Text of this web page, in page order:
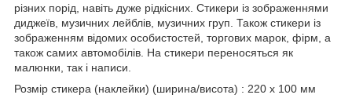
різних порід, навіть дуже рідкісних. Стикери із зображеннями
диджеїв, музичних лейблів, музичних груп. Також стикери із
зображенням відомих особистостей, торгових марок, фірм, а
також самих автомобілів. На стикери переносяться як
малюнки, так і написи.
Розмір стикера (наклейки) (ширина/висота) : 220 x 100 мм